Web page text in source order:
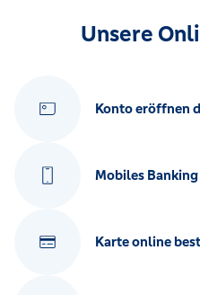
Unsere
Konto eröffnen
Mobiles
Karte online